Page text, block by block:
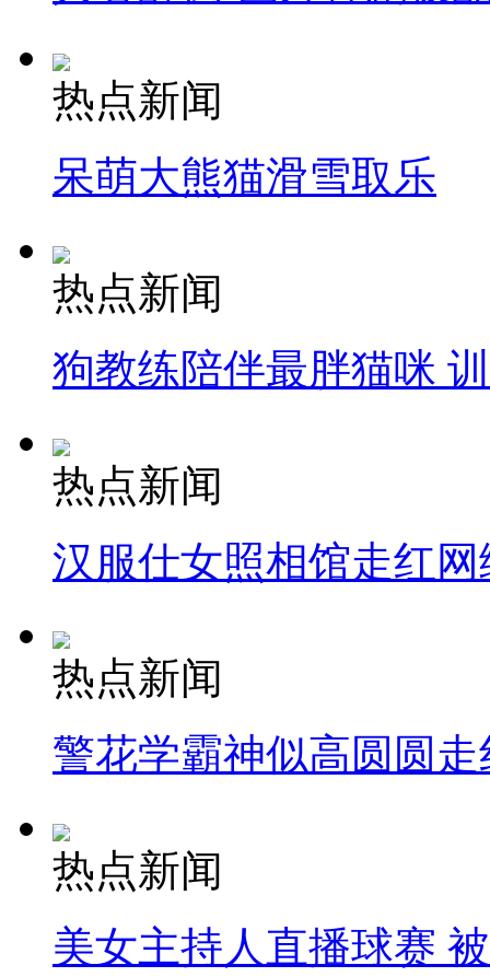
热点新闻
呆萌大熊猫滑雪取乐
热点新闻
狗教练陪伴最胖猫咪
热点新闻
汉服仕女照相馆走红网
热点新闻
警花学霸神似高圆圆走
热点新闻
美女主持人直播球赛